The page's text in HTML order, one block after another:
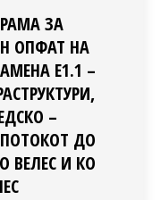
ЗА
ОПФАТ НА
Е1.1 –
–
ДО
ВЕЛЕС И КО